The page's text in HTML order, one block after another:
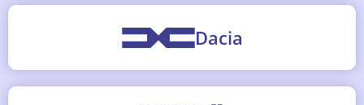
Dacia